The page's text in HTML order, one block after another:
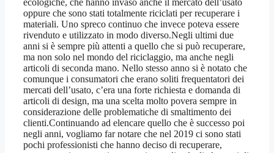
ecologiche, che hanno invaso anche il mercato dell’usato
oppure che sono stati totalmente riciclati per recuperare i
materiali. Uno spreco continuo che invece poteva essere
rivenduto e utilizzato in modo diverso.Negli ultimi due
anni si è sempre più attenti a quello che si può recuperare,
ma non solo nel mondo del riciclaggio, ma anche negli
articoli di seconda mano. Nello stesso anno si è notato che
comunque i consumatori che erano soliti frequentatori dei
mercati dell’usato, c’era una forte richiesta e domanda di
articoli di design, ma una scelta molto povera sempre in
considerazione delle problematiche di smaltimento dei
clienti.Continuando ad elencare quello che è successo poi
negli anni, vogliamo far notare che nel 2019 ci sono stati
pochi professionisti che hanno deciso di recuperare,